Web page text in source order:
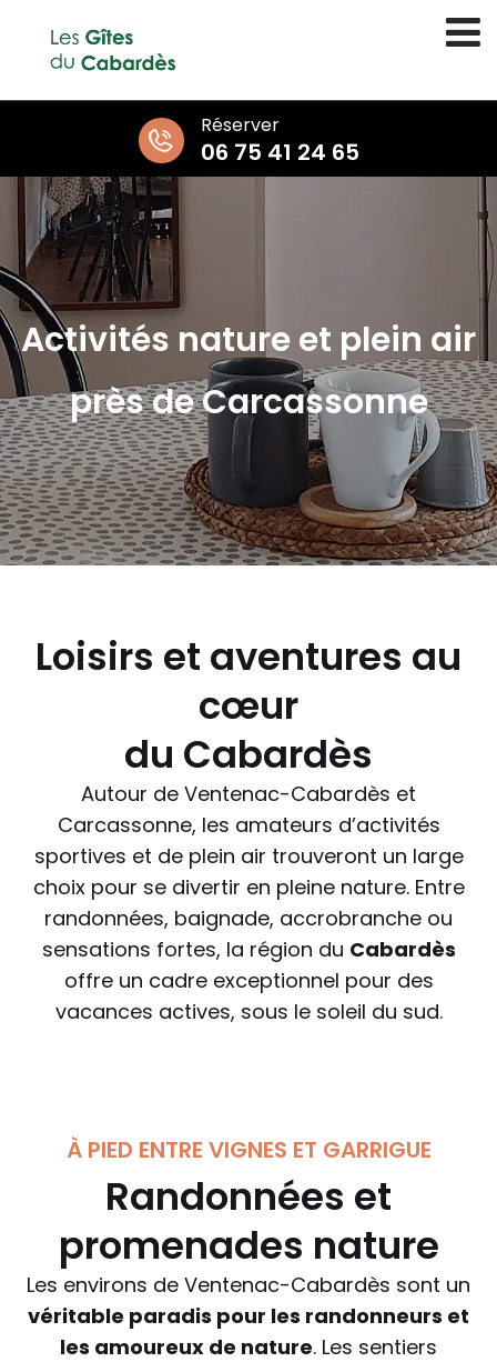
Réserver
06 75 41 24 65
Activités nature et plein air
près de Carcassonne
Loisirs et aventures au
cœur
du Cabardès
Autour de Ventenac-Cabardès et
Carcassonne, les amateurs d’activités
sportives et de plein air trouveront un large
choix pour se divertir en pleine nature. Entre
randonnées, baignade, accrobranche ou
sensations fortes, la région du Cabardès
offre un cadre exceptionnel pour des
vacances actives, sous le soleil du sud.
À PIED ENTRE VIGNES ET GARRIGUE
Randonnées et
promenades nature
Les environs de Ventenac-Cabardès sont un
véritable paradis pour les randonneurs et
les amoureux de nature. Les sentiers